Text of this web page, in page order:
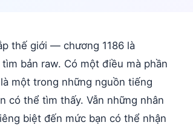
thế giới — chương 1186 là
bản raw. Có một điều mà phần
một trong những nguồn tiếng
có thể tìm thấy. Vẫn những nhân
biệt đến mức bạn có thể nhận